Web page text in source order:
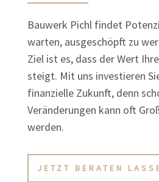
Bauwerk Pichl findet
warten, ausgeschöpft zu
Ziel ist es, dass der Wert
steigt. Mit uns investieren
finanzielle Zukunft, denn
Veränderungen kann oft
werden.
JETZT BERATEN